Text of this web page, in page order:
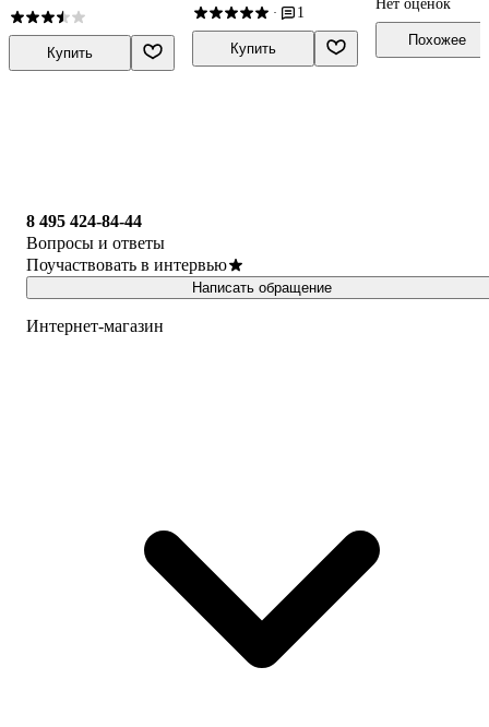
отдыхе партийной
верхушки и исполкома
Коминтерна. От
Ленина до Хрущева
Купить
документы и бумаги
из личного архива
· 1
Купить
архивных
Нет оценок
Похожее
8 495 424-84-44
Вопросы и ответы
Поучаствовать в интервью
Написать обращение
Интернет-магазин